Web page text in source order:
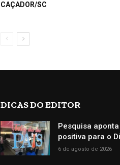
CAÇADOR/SC
DICAS DO EDITOR
Pesquisa
positiva para o
6 de agosto de 2026